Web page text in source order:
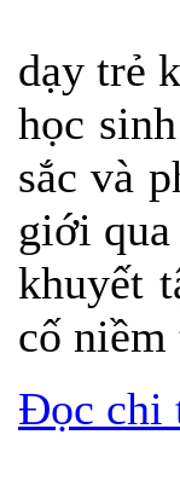
dạy trẻ
học
sắc và
giới
khuyết
cố
Đọc chi